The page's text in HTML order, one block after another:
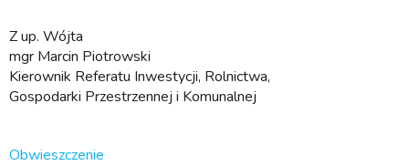
Z up. Wójta
mgr Marcin Piotrowski
Kierownik Referatu Inwestycji, Rolnictwa,
Gospodarki Przestrzennej i Komunalnej
Obwieszczenie